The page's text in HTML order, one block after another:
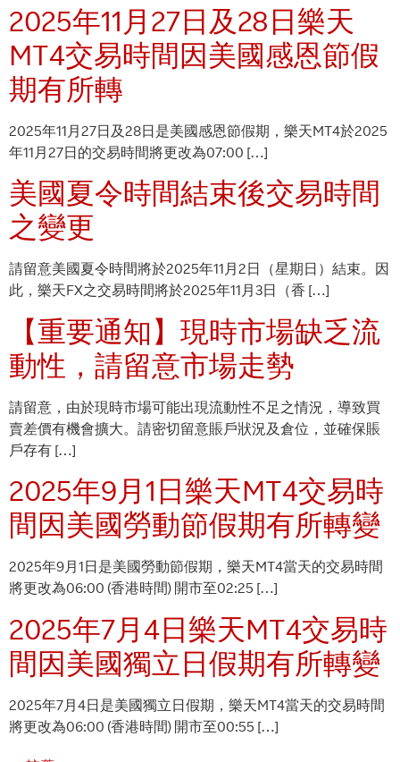
2025年11月27日及28日樂天
MT4交易時間因美國感恩節假
期有所轉
2025年11月27日及28日是美國感恩節假期，樂天MT4於2025
年11月27日的交易時間將更改為07:00 […]
美國夏令時間結束後交易時間
之變更
請留意美國夏令時間將於2025年11月2日（星期日）結束。因
此，樂天FX之交易時間將於2025年11月3日（香 […]
【重要通知】現時市場缺乏流
動性，請留意市場走勢
請留意，由於現時市場可能出現流動性不足之情況，導致買
賣差價有機會擴大。請密切留意賬戶狀況及倉位，並確保賬
戶存有 […]
2025年9月1日樂天MT4交易時
間因美國勞動節假期有所轉變
2025年9月1日是美國勞動節假期，樂天MT4當天的交易時間
將更改為06:00 (香港時間) 開市至02:25 […]
2025年7月4日樂天MT4交易時
間因美國獨立日假期有所轉變
2025年7月4日是美國獨立日假期，樂天MT4當天的交易時間
將更改為06:00 (香港時間) 開市至00:55 […]